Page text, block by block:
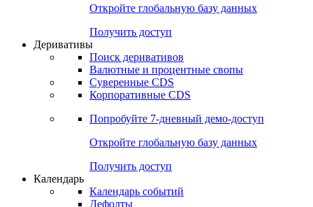
Поиск Mutual Funds
Попробуйте7-дневный
Откройте глобальную базу данных
Получить доступ
Деривативы
Валютные и процентные свопы
Корпоративные CDS
Попробуйте7-дневный
Откройте глобальную базу данных